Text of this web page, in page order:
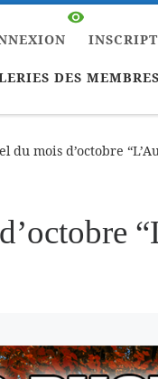
DES MEMBRES
du mois d’octobre